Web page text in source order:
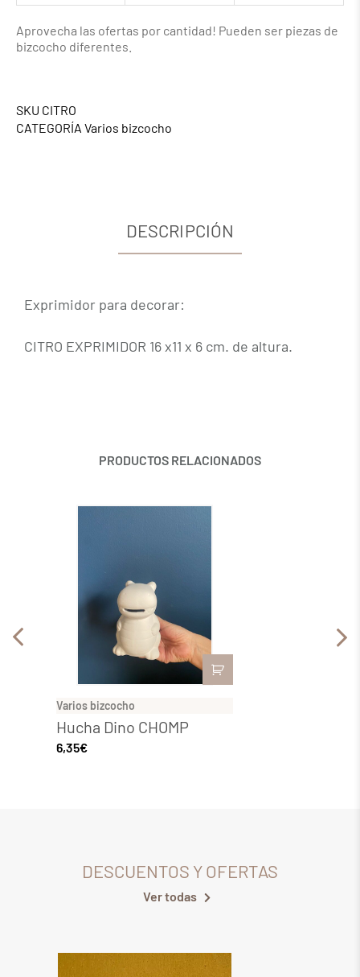
Aprovecha las ofertas por cantidad! Pueden ser piezas de
bizcocho diferentes.
SKU CITRO
CATEGORÍA Varios bizcocho
DESCRIPCIÓN
Exprimidor para decorar:
CITRO EXPRIMIDOR 16 x11 x 6 cm. de altura.
PRODUCTOS RELACIONADOS
Varios bizcocho
Hucha Dino CHOMP
6,35€
DESCUENTOS Y OFERTAS
Ver todas